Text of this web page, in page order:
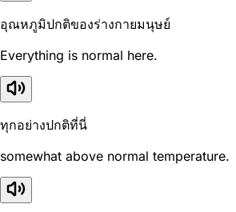
อุณหภูมิปกติของร่างกายมนุษย์
Everything is normal here.
ทุกอย่างปกติที่นี่
somewhat above normal temperature.